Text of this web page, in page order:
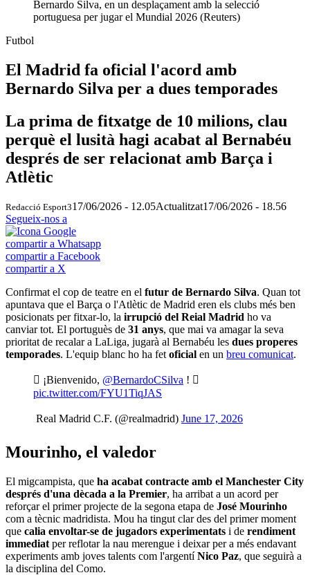
Bernardo Silva, en un desplaçament amb la selecció
portuguesa per jugar el Mundial 2026 (Reuters)
Futbol
El Madrid fa oficial l'acord amb
Bernardo Silva per a dues temporades
La prima de fitxatge de 10 milions, clau
perquè el lusità hagi acabat al Bernabéu
després de ser relacionat amb Barça i
Atlètic
Redacció Esport317/06/2026 - 12.05Actualitzat17/06/2026 - 18.56
Segueix-nos a
compartir a Whatsapp
compartir a Facebook
compartir a X
Confirmat el cop de teatre en el futur de Bernardo Silva. Quan tot
apuntava que el Barça o l'Atlètic de Madrid eren els clubs més ben
posicionats per fitxar-lo, la irrupció del Reial Madrid ho va
canviar tot. El portuguès de 31 anys, que mai va amagar la seva
prioritat de recalar a LaLiga, jugarà al Bernabéu les dues properes
temporades. L'equip blanc ho ha fet oficial en un breu comunicat.
 ¡Bienvenido, @BernardoCSilva ! 
pic.twitter.com/FYU1TiqJAS
 Real Madrid C.F. (@realmadrid) June 17, 2026
Mourinho, el valedor
El migcampista, que ha acabat contracte amb el Manchester City
després d'una dècada a la Premier, ha arribat a un acord per
reforçar el primer projecte de la segona etapa de José Mourinho
com a tècnic madridista. Mou ha tingut clar des del primer moment
que calia envoltar-se de jugadors experimentats i de rendiment
immediat per reflotar la nau merengue i deixar per a més endavant
experiments amb joves talents com l'argentíNico Paz, que seguirà a
la disciplina del Como.